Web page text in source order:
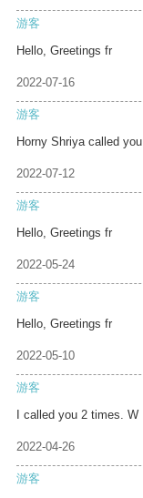
游客
Hello, Greetings fr
2022-07-16
游客
Horny Shriya called you
2022-07-12
游客
Hello, Greetings fr
2022-05-24
游客
Hello, Greetings fr
2022-05-10
游客
I called you 2 times. W
2022-04-26
游客